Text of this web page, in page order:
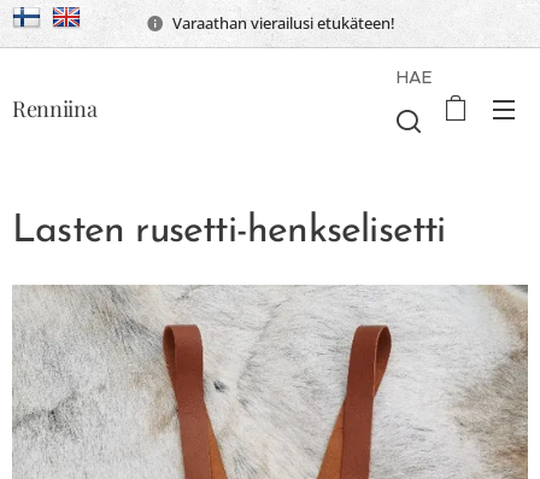
Varaathan vierailusi etukäteen!
Renniina
HAE
Lasten rusetti-henkselisetti